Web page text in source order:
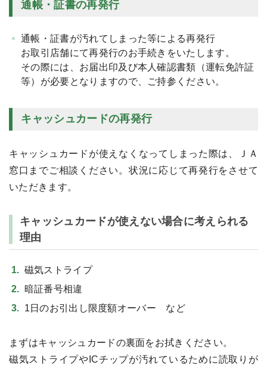
通帳・証書の再発行
通帳・証書が汚れてしまった等による再発行
お取引店舗にて再発行のお手続きをいたします。
その際には、お届出印及び本人確認書類（運転免許証
等）が必要となりますので、ご持参ください。
キャッシュカードの再発行
キャッシュカードが使えなくなってしまった際は、ＪＡ
窓口までご相談ください。状況に応じて再発行をさせて
いただきます。
キャッシュカードが使えない場合に考えられる
理由
磁気ストライプ
暗証番号相違
1日のお引出し限度額オーバー など
まずはキャッシュカードの裏面をお拭きください。
磁気ストライプやICチップが汚れているために読取りが